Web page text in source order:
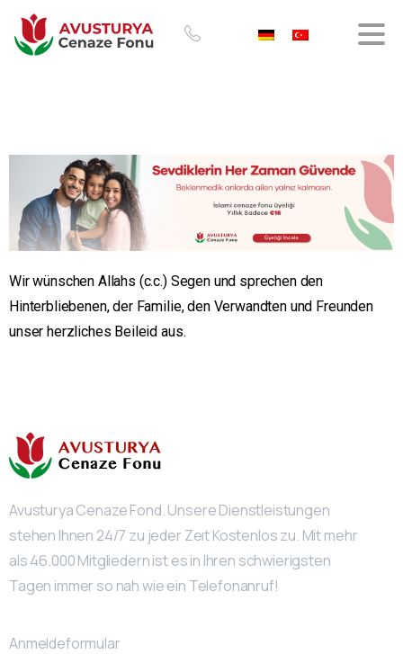
Wir wünschen Allahs (c.c.) Segen und sprechen den
Hinterbliebenen, der Familie, den Verwandten und Freunden
unser herzliches Beileid aus.
Avusturya Cenaze Fond. Unsere Dienstleistungen
stehen Ihnen 24/7 zu jeder Zeıt Kostenlos zu. Mit mehr
als 46.000 Mitgliedern ist es in Ihren schwierigsten
Tagen immer so nah wie ein Telefonanruf!
Anmeldeformular